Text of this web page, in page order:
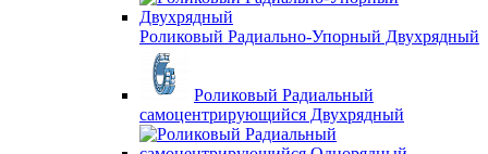
Роликовый Радиально-Упорный Двухрядный
Роликовый Радиальный
самоцентрирующийся Двухрядный